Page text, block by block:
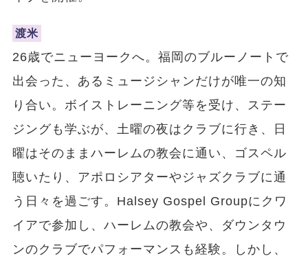
渡米
26歳でニューヨークへ。福岡のブルーノートで
出会った、あるミュージシャンだけが唯一の知
り合い。ボイストレーニング等を受け、ステー
ジングも学ぶが、土曜の夜はクラブに行き、日
曜はそのままハーレムの教会に通い、ゴスペル
聴いたり、アポロシアターやジャズクラブに通
う日々を過ごす。Halsey Gospel Groupにクワ
イアで参加し、ハーレムの教会や、ダウンタウ
ンのクラブでパフォーマンスも経験。しかし、